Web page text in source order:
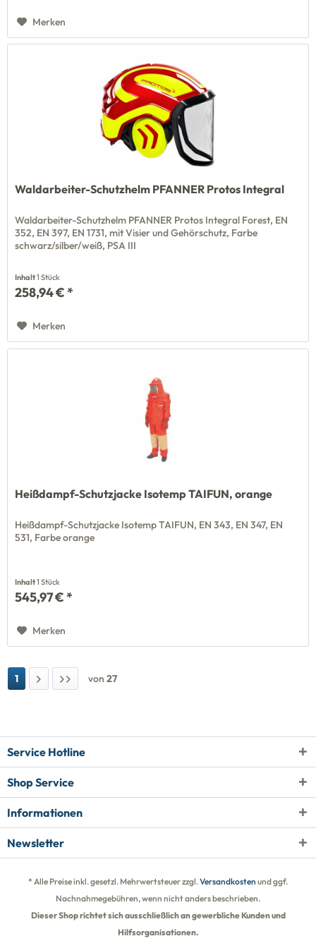
Merken
Waldarbeiter-Schutzhelm PFANNER Protos Integral
Waldarbeiter-Schutzhelm PFANNER Protos Integral Forest, EN
352, EN 397, EN 1731, mit Visier und Gehörschutz, Farbe
schwarz/silber/weiß, PSA III
Inhalt1 Stück
258,94 € *
Merken
Heißdampf-Schutzjacke Isotemp TAIFUN, orange
Heißdampf-Schutzjacke Isotemp TAIFUN, EN 343, EN 347, EN
531, Farbe orange
Inhalt1 Stück
545,97 € *
Merken
1 von 27
Service Hotline
Shop Service
Informationen
Newsletter
* Alle Preise inkl. gesetzl. Mehrwertsteuer zzgl.Versandkosten und ggf.
Nachnahmegebühren, wenn nicht anders beschrieben.
Dieser Shop richtet sich ausschließlich an gewerbliche Kunden und
Hilfsorganisationen.